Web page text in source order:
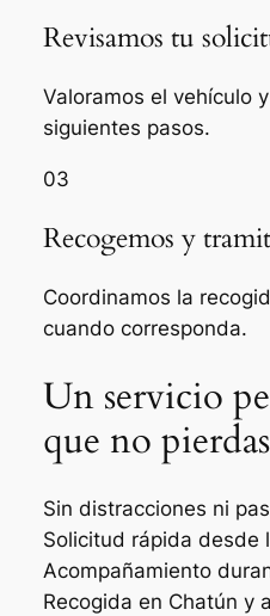
Revisamos tu
Valoramos el vehículo
siguientes pasos.
03
Recogemos y
Coordinamos la
cuando corresponda.
Un servicio
que no
Sin distracciones ni
Solicitud rápida desde
Acompañamiento
Recogida en Chatún y